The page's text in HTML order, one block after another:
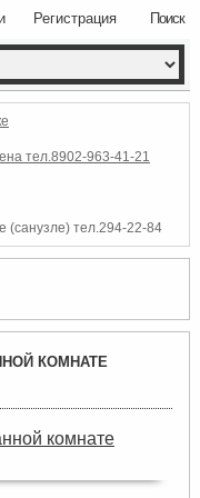
Поиск
Регистрация
тел.8902-963-41-21
(санузле) тел.294-22-84
КОМНАТЕ